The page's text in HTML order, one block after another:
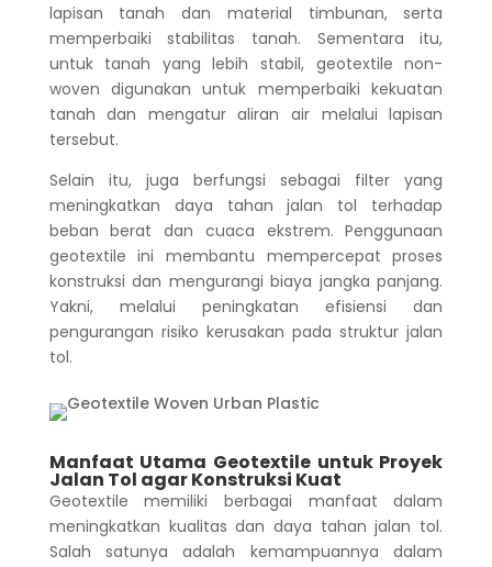
lapisan tanah dan material timbunan, serta
memperbaiki stabilitas tanah. Sementara itu,
untuk tanah yang lebih stabil, geotextile non-
woven digunakan untuk memperbaiki kekuatan
tanah dan mengatur aliran air melalui lapisan
tersebut.
Selain itu, juga berfungsi sebagai filter yang
meningkatkan daya tahan jalan tol terhadap
beban berat dan cuaca ekstrem. Penggunaan
geotextile ini membantu mempercepat proses
konstruksi dan mengurangi biaya jangka panjang.
Yakni, melalui peningkatan efisiensi dan
pengurangan risiko kerusakan pada struktur jalan
tol.
Manfaat Utama Geotextile untuk Proyek
Jalan Tol agar Konstruksi Kuat
Geotextile memiliki berbagai manfaat dalam
meningkatkan kualitas dan daya tahan jalan tol.
Salah satunya adalah kemampuannya dalam